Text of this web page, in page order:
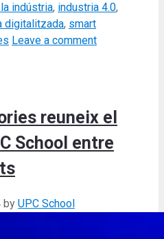
indústria, industria 4.0,
digitalitzada, smart
Leave a comment
reuneix el
School entre
by UPC School